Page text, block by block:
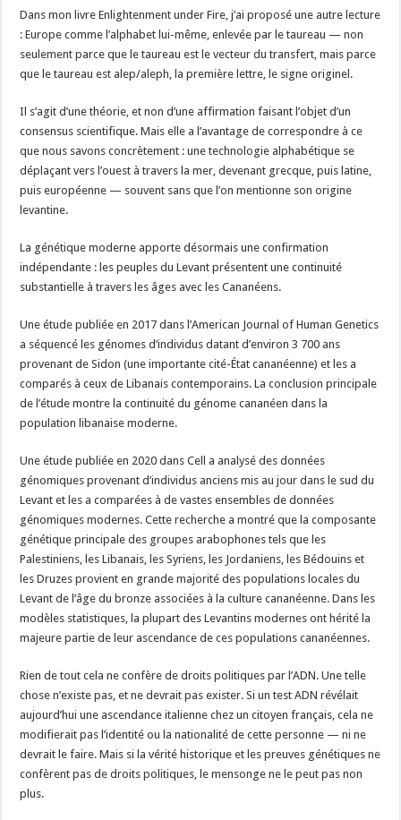
Dans mon livre Enlightenment under Fire, j’ai proposé une autre lecture
: Europe comme l’alphabet lui-même, enlevée par le taureau — non
seulement parce que le taureau est le vecteur du transfert, mais parce
que le taureau est alep/aleph, la première lettre, le signe originel.
Il s’agit d’une théorie, et non d’une affirmation faisant l’objet d’un
consensus scientifique. Mais elle a l’avantage de correspondre à ce
que nous savons concrètement : une technologie alphabétique se
déplaçant vers l’ouest à travers la mer, devenant grecque, puis latine,
puis européenne — souvent sans que l’on mentionne son origine
levantine.
La génétique moderne apporte désormais une confirmation
indépendante : les peuples du Levant présentent une continuité
substantielle à travers les âges avec les Cananéens.
Une étude publiée en 2017 dans l’American Journal of Human Genetics
a séquencé les génomes d’individus datant d’environ 3 700 ans
provenant de Sidon (une importante cité-État cananéenne) et les a
comparés à ceux de Libanais contemporains. La conclusion principale
de l’étude montre la continuité du génome cananéen dans la
population libanaise moderne.
Une étude publiée en 2020 dans Cell a analysé des données
génomiques provenant d’individus anciens mis au jour dans le sud du
Levant et les a comparées à de vastes ensembles de données
génomiques modernes. Cette recherche a montré que la composante
génétique principale des groupes arabophones tels que les
Palestiniens, les Libanais, les Syriens, les Jordaniens, les Bédouins et
les Druzes provient en grande majorité des populations locales du
Levant de l’âge du bronze associées à la culture cananéenne. Dans les
modèles statistiques, la plupart des Levantins modernes ont hérité la
majeure partie de leur ascendance de ces populations cananéennes.
Rien de tout cela ne confère de droits politiques par l’ADN. Une telle
chose n’existe pas, et ne devrait pas exister. Si un test ADN révélait
aujourd’hui une ascendance italienne chez un citoyen français, cela ne
modifierait pas l’identité ou la nationalité de cette personne — ni ne
devrait le faire. Mais si la vérité historique et les preuves génétiques ne
confèrent pas de droits politiques, le mensonge ne le peut pas non
plus.